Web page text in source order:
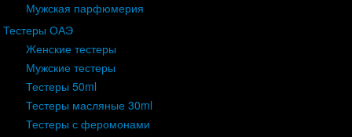
Мужская парфюмерия
Тестеры ОАЭ
Женские тестеры
Мужские тестеры
Тестеры 50ml
Тестеры масляные 30ml
Тестеры с феромонами